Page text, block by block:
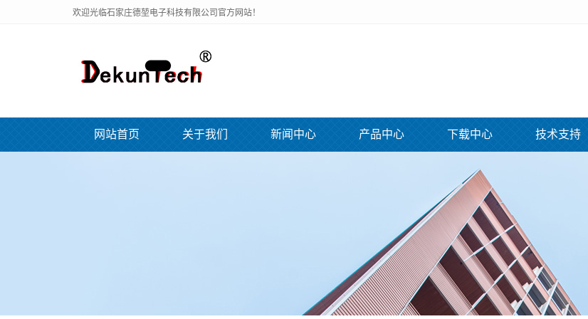
欢迎光临石家庄德堃电子科技有限公司官方网站！
网站首页 关于我们 新闻中心 产品中心 下载中心 技术支持